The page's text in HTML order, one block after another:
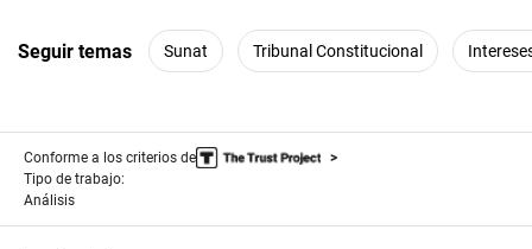
Seguir temas Sunat Tribunal Constitucional
Conforme a los criterios de
Tipo de trabajo:
Análisis